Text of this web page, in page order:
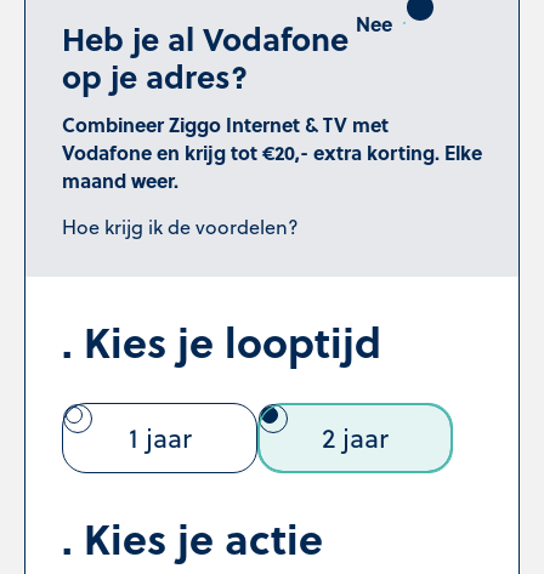
Heb je al Vodafone
op je adres?
Combineer Ziggo Internet & TV met
Vodafone en krijg tot €20,- extra korting. Elke
maand weer.
Hoe krijg ik de voordelen?
Kies je looptijd
1 jaar 2 jaar
Kies je actie